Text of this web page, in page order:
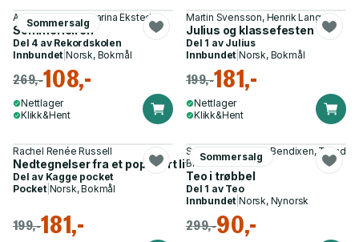
Sommersalg
Anna Winberg, Katarina Ekstedt
Sommerleiren
Del 4 av Rekordskolen
Innbundet |Norsk, Bokmål
269,-108,-
Nettlager
Klikk&Hent
Martin Svensson, Henrik Lange
Julius og klassefesten
Del 1 av Julius
Innbundet |Norsk, Bokmål
199,-181,-
Nettlager
Klikk&Hent
Rachel Renée Russell
Nedtegnelser fra et populært liv - NOT!
Del av Kagge pocket
Pocket| Norsk, Bokmål
199,-181,-
Sommersalg
Solveig Blindheim Bendixen, Trond
Bredesen
Teo i trøbbel
Del 1 av Teo
Innbundet |Norsk, Nynorsk
299,-90,-